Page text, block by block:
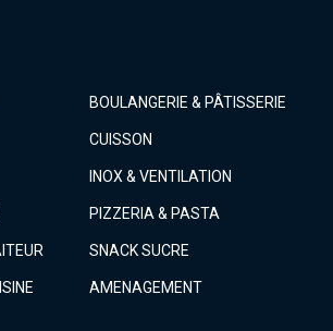
BOULANGERIE & PÂTISSERIE
CUISSON
INOX & VENTILATION
PIZZERIA & PASTA
SNACK SUCRE
AMENAGEMENT